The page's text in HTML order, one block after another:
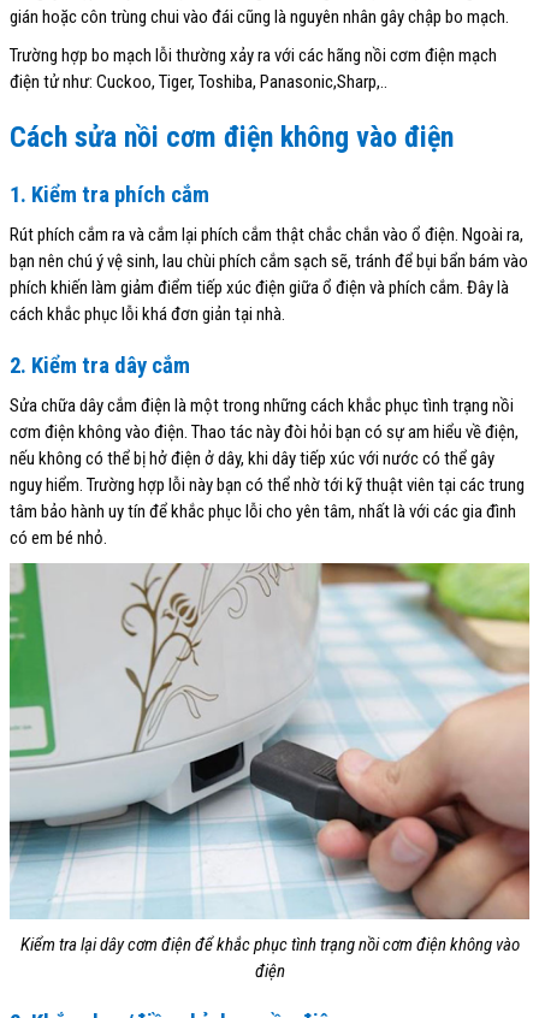
gián hoặc côn trùng chui vào đái cũng là nguyên nhân gây chập bo mạch.
Trường hợp bo mạch lỗi thường xảy ra với các hãng nồi cơm điện mạch
điện tử như: Cuckoo, Tiger, Toshiba, Panasonic,Sharp,..
Cách sửa nồi cơm điện không vào điện
1. Kiểm tra phích cắm
Rút phích cắm ra và cắm lại phích cắm thật chắc chắn vào ổ điện. Ngoài ra,
bạn nên chú ý vệ sinh, lau chùi phích cắm sạch sẽ, tránh để bụi bẩn bám vào
phích khiến làm giảm điểm tiếp xúc điện giữa ổ điện và phích cắm. Đây là
cách khắc phục lỗi khá đơn giản tại nhà.
2. Kiểm tra dây cắm
Sửa chữa dây cắm điện là một trong những cách khắc phục tình trạng nồi
cơm điện không vào điện. Thao tác này đòi hỏi bạn có sự am hiểu về điện,
nếu không có thể bị hở điện ở dây, khi dây tiếp xúc với nước có thể gây
nguy hiểm. Trường hợp lỗi này bạn có thể nhờ tới kỹ thuật viên tại các trung
tâm bảo hành uy tín để khắc phục lỗi cho yên tâm, nhất là với các gia đình
có em bé nhỏ.
Kiểm tra lại dây cơm điện để khắc phục tình trạng nồi cơm điện không vào
điện